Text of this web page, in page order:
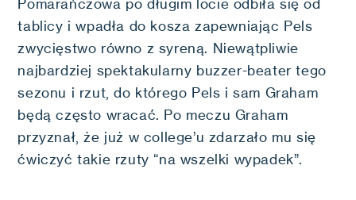
Pomarańczowa po długim locie odbiła się od
tablicy i wpadła do kosza zapewniając Pels
zwycięstwo równo z syreną. Niewątpliwie
najbardziej spektakularny buzzer-beater tego
sezonu i rzut, do którego Pels i sam Graham
będą często wracać. Po meczu Graham
przyznał, że już w college’u zdarzało mu się
ćwiczyć takie rzuty “na wszelki wypadek”.